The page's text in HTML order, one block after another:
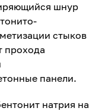
шнур
стыков
прохода
панели.
натрия на